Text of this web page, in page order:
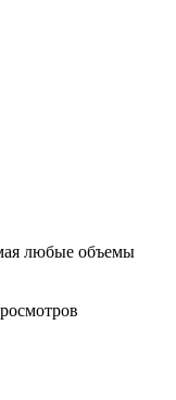
любые объемы